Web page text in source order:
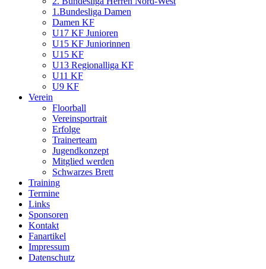
1.Bundesliga Damen
Damen KF
U17 KF Junioren
U15 KF Juniorinnen
U15 KF
U13 Regionalliga KF
U11 KF
U9 KF
Verein
Floorball
Vereinsportrait
Erfolge
Trainerteam
Jugendkonzept
Mitglied werden
Schwarzes Brett
Training
Termine
Links
Sponsoren
Kontakt
Fanartikel
Impressum
Datenschutz